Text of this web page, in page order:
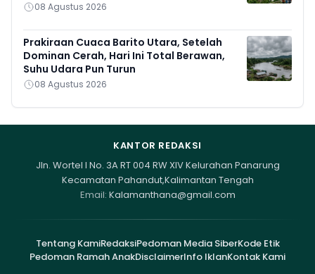
08 Agustus 2026
Prakiraan Cuaca Barito Utara, Setelah
Dominan Cerah, Hari Ini Total Berawan,
Suhu Udara Pun Turun
08 Agustus 2026
KANTOR REDAKSI
Jln. Wortel I No. 3A RT 004 RW XIV Kelurahan Panarung
Kecamatan Pahandut,Kalimantan Tengah
Email: Kalamanthana@gmail.com
Tentang KamiRedaksiPedoman Media SiberKode Etik
Pedoman Ramah AnakDisclaimerInfo IklanKontak Kami